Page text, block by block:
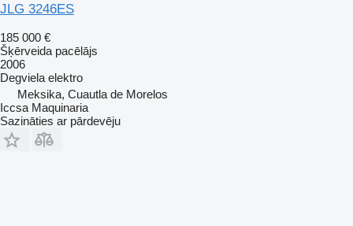
JLG 3246ES
185 000 €
Šķērveida pacēlājs
2006
Degviela elektro
Meksika, Cuautla de Morelos
Iccsa Maquinaria
Sazināties ar pārdevēju